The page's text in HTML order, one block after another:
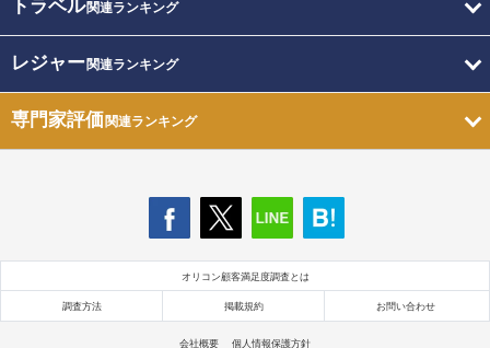
トラベル関連ランキング
レジャー関連ランキング
専門家評価関連ランキング
オリコン顧客満足度調査とは
調査方法 掲載規約 お問い合わせ
会社概要 個人情報保護方針